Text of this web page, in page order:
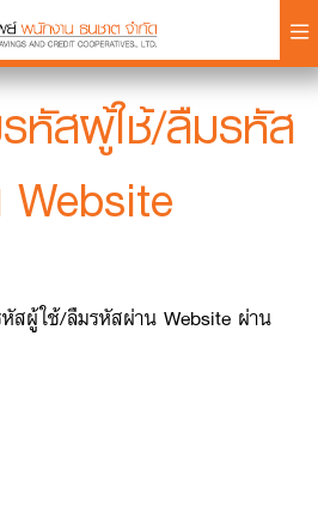
×
หัสผู้ใช้/ลืมรหัส
สผู้ใช้/ลืมรหัสผ่าน Website ผ่าน